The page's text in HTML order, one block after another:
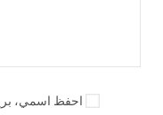
احفظ اسمي،